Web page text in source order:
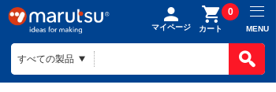
マイページ カート
0
MENU